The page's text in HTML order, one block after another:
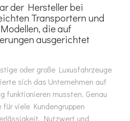
der Hersteller bei
Transportern und
die auf
ausgerichtet
oder große Luxusfahrzeuge
sich das Unternehmen auf
funktionieren mussten. Genau
viele Kundengruppen
Nutzwert und